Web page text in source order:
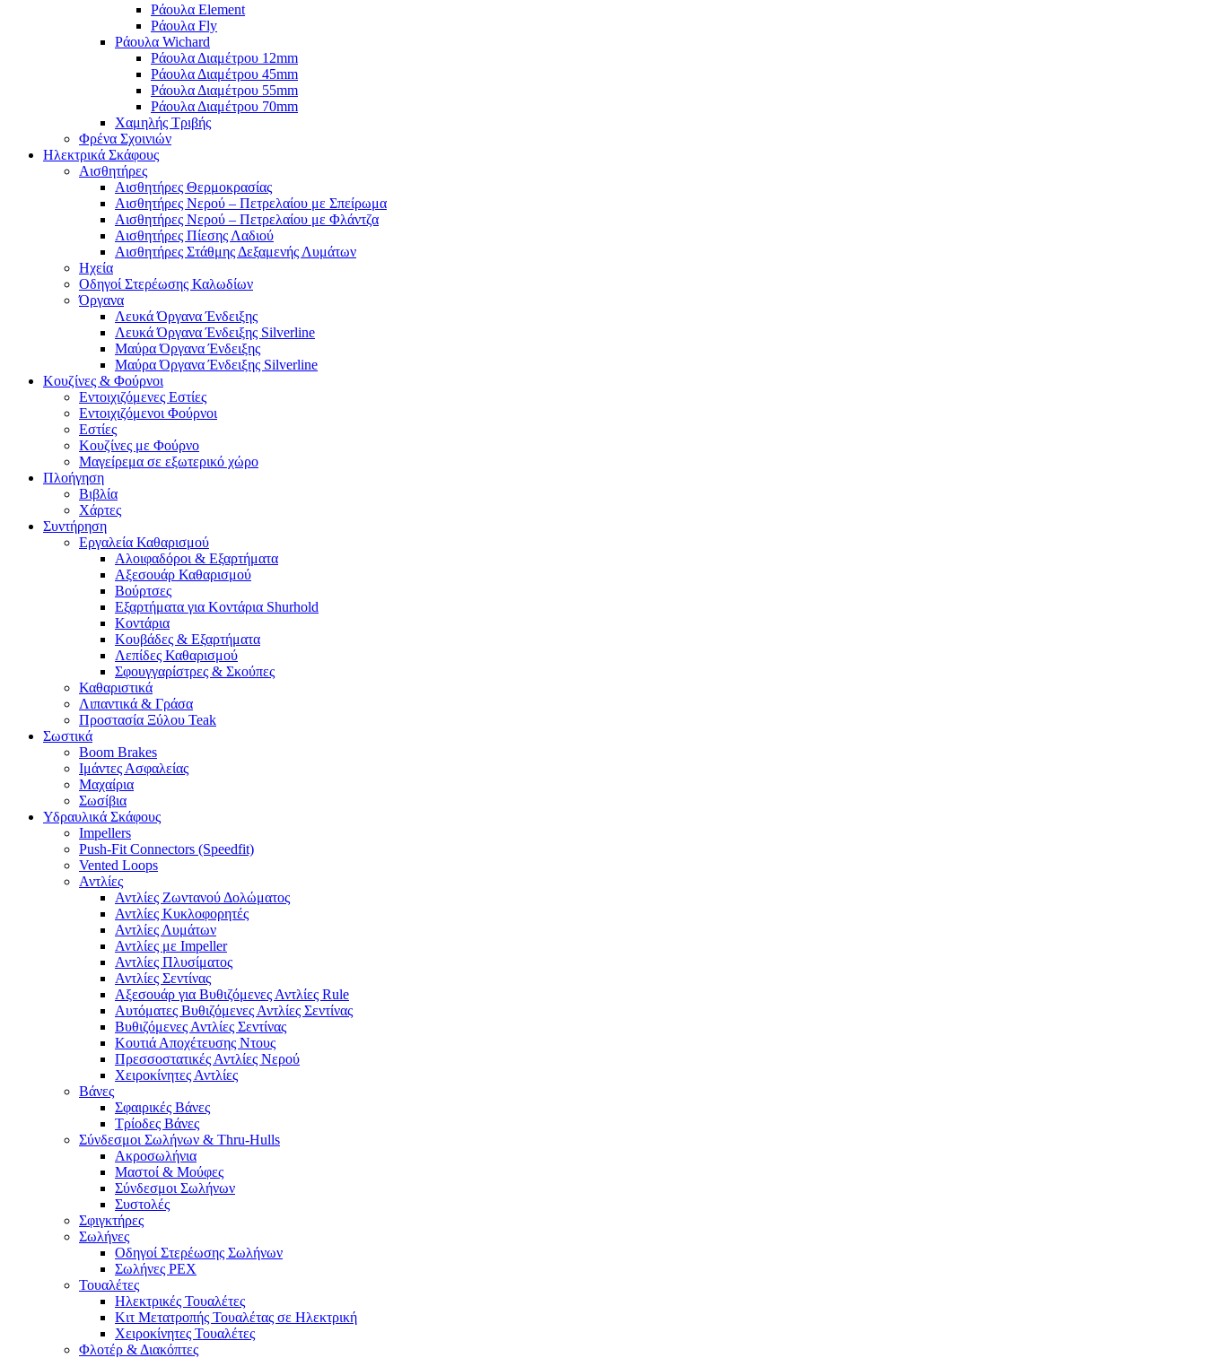
Ράουλα Element
Ράουλα Fly
Ράουλα Wichard
Ράουλα Διαμέτρου 12mm
Ράουλα Διαμέτρου 45mm
Ράουλα Διαμέτρου 55mm
Ράουλα Διαμέτρου 70mm
Χαμηλής Τριβής
Φρένα Σχοινιών
Ηλεκτρικά Σκάφους
Αισθητήρες
Αισθητήρες Θερμοκρασίας
Αισθητήρες Νερού – Πετρελαίου με Σπείρωμα
Αισθητήρες Νερού – Πετρελαίου με Φλάντζα
Αισθητήρες Πίεσης Λαδιού
Αισθητήρες Στάθμης Δεξαμενής Λυμάτων
Ηχεία
Οδηγοί Στερέωσης Καλωδίων
Όργανα
Λευκά Όργανα Ένδειξης
Λευκά Όργανα Ένδειξης Silverline
Μαύρα Όργανα Ένδειξης
Μαύρα Όργανα Ένδειξης Silverline
Κουζίνες & Φούρνοι
Εντοιχιζόμενες Εστίες
Εντοιχιζόμενοι Φούρνοι
Εστίες
Κουζίνες με Φούρνο
Μαγείρεμα σε εξωτερικό χώρο
Πλοήγηση
Βιβλία
Χάρτες
Συντήρηση
Εργαλεία Καθαρισμού
Αλοιφαδόροι & Εξαρτήματα
Αξεσουάρ Καθαρισμού
Βούρτσες
Εξαρτήματα για Κοντάρια Shurhold
Κοντάρια
Κουβάδες & Εξαρτήματα
Λεπίδες Καθαρισμού
Σφουγγαρίστρες & Σκούπες
Καθαριστικά
Λιπαντικά & Γράσα
Προστασία Ξύλου Teak
Σωστικά
Boom Brakes
Ιμάντες Ασφαλείας
Μαχαίρια
Σωσίβια
Υδραυλικά Σκάφους
Impellers
Push-Fit Connectors (Speedfit)
Vented Loops
Αντλίες
Αντλίες Ζωντανού Δολώματος
Αντλίες Κυκλοφορητές
Αντλίες Λυμάτων
Αντλίες με Impeller
Αντλίες Πλυσίματος
Αντλίες Σεντίνας
Αξεσουάρ για Βυθιζόμενες Αντλίες Rule
Αυτόματες Βυθιζόμενες Αντλίες Σεντίνας
Βυθιζόμενες Αντλίες Σεντίνας
Κουτιά Αποχέτευσης Ντους
Πρεσσοστατικές Αντλίες Νερού
Χειροκίνητες Αντλίες
Βάνες
Σφαιρικές Βάνες
Τρίοδες Βάνες
Σύνδεσμοι Σωλήνων & Thru-Hulls
Ακροσωλήνια
Μαστοί & Μούφες
Σύνδεσμοι Σωλήνων
Συστολές
Σφιγκτήρες
Σωλήνες
Οδηγοί Στερέωσης Σωλήνων
Σωλήνες PEX
Τουαλέτες
Ηλεκτρικές Τουαλέτες
Κιτ Μετατροπής Τουαλέτας σε Ηλεκτρική
Χειροκίνητες Τουαλέτες
Φλοτέρ & Διακόπτες